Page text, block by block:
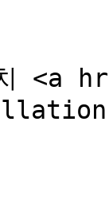
치